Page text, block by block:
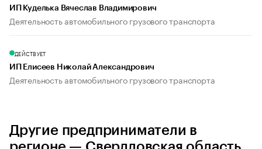
ИП Куделька Вячеслав Владимирович
Деятельность автомобильного грузового транспорта
ДЕЙСТВУЕТ
ИП Елисеев Николай Александрович
Деятельность автомобильного грузового транспорта
Другие предприниматели в